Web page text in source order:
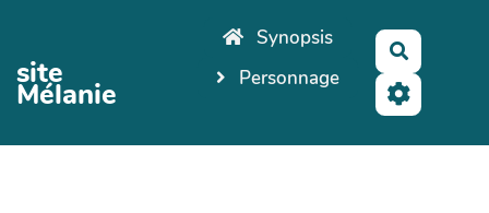
Aller au contenu principal
site
Mélanie
Synopsis
Personnage